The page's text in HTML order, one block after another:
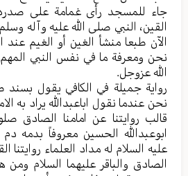
جاء للمسجد رأى غمامة علی
القین، النبي صلی الله علیه وآله
الآن طبعا منشأ الغین أو الغیم عند
نحن ومعرفة ما في نفس النبي المهم
الله عزوجل.
روایة جمیلة في الکافي یقول بسند
نحن عندما نقول اباعبدالله یراد به
قالب روایتنا عن امامنا الصادق
ابوعبدالله الحسین معروفاً بدمه
علیه السلام له مداد العلماء روایتنا
الصادق والباقر علیهما السلام